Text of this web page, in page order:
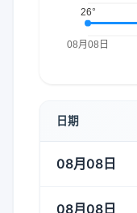
日期
08月08日
08月08日